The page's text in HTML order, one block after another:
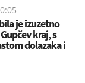
je izuzetno
kraj, s
dolazaka i